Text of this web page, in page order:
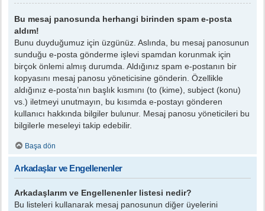
Bu mesaj panosunda herhangi birinden spam e-posta
aldım!
Bunu duyduğumuz için üzgünüz. Aslında, bu mesaj panosunun
sunduğu e-posta gönderme işlevi spamdan korunmak için
birçok önlemi almış durumda. Aldığınız spam e-postanın bir
kopyasını mesaj panosu yöneticisine gönderin. Özellikle
aldığınız e-posta’nın başlık kısmını (to (kime), subject (konu)
vs.) iletmeyi unutmayın, bu kısımda e-postayı gönderen
kullanıcı hakkında bilgiler bulunur. Mesaj panosu yöneticileri bu
bilgilerle meseleyi takip edebilir.
Başa dön
Arkadaşlar ve Engellenenler
Arkadaşlarım ve Engellenenler listesi nedir?
Bu listeleri kullanarak mesaj panosunun diğer üyelerini